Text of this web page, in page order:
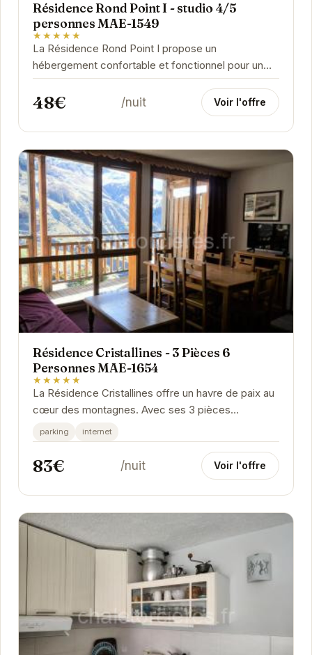
Résidence Rond Point I - studio 4/5
personnes MAE-1549
★★★★★
La Résidence Rond Point I propose un
hébergement confortable et fonctionnel pour un
séjour agréable à la montagne.
48€ /nuit Voir l'offre
Résidence Cristallines - 3 Pièces 6
Personnes MAE-1654
★★★★★
La Résidence Cristallines offre un havre de paix au
cœur des montagnes. Avec ses 3 pièces
spacieuses, cet appartement peut accueillir jusqu'à
6...
parking internet
83€ /nuit Voir l'offre